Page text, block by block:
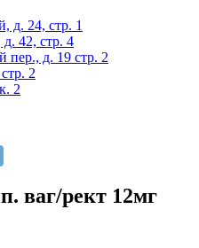
д. 24, стр. 1
42, стр. 4
пер., д. 19 стр. 2
2
2
ваг/рект 12мг